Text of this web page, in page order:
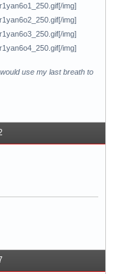
img]
img]
img]
img]
use my last breath to